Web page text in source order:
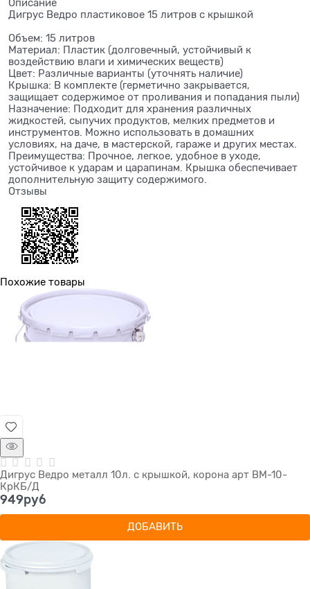
Описание
Дигрус Ведро пластиковое 15 литров с крышкой
Объем: 15 литров
Материал: Пластик (долговечный, устойчивый к
воздействию влаги и химических веществ)
Цвет: Различные варианты (уточнять наличие)
Крышка: В комплекте (герметично закрывается,
защищает содержимое от проливания и попадания пыли)
Назначение: Подходит для хранения различных
жидкостей, сыпучих продуктов, мелких предметов и
инструментов. Можно использовать в домашних
условиях, на даче, в мастерской, гараже и других местах.
Преимущества: Прочное, легкое, удобное в уходе,
устойчивое к ударам и царапинам. Крышка обеспечивает
дополнительную защиту содержимого.
Отзывы
Похожие товары
Дигрус Ведро металл 10л. с крышкой, корона арт ВМ-10-
КрКБ/Д
949руб
ДОБАВИТЬ